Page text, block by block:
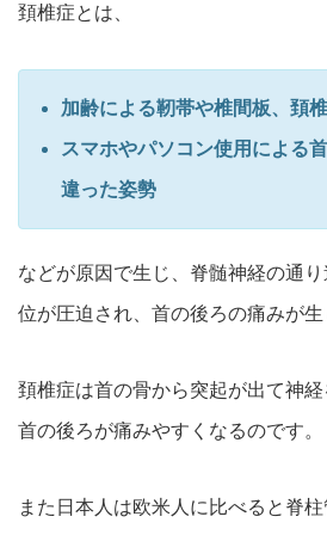
頚椎症とは、
加齢による靭帯や椎間板、頚
スマホやパソコン使用による
違った姿勢
などが原因で生じ、 脊髄神経の通
位が圧迫され、 首の後ろの痛みが生
頚椎症は首の骨から突起が出て神経
首の後ろが痛みやすくなるのです。
また日本人は欧米人に比べると脊